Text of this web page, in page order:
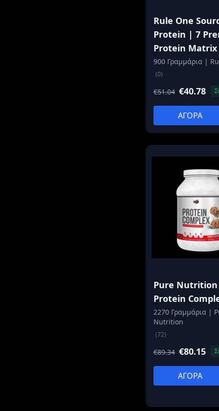
Rule One
Protein | 7
Protein Matrix
900 Γραμμάρια |
(0)
€51.04 €40.78
ΑΓΟΡΑ
Pure Nutrition
Protein
2270 Γραμμάρια |
Nutrition
(72)
€89.34 €80.15
ΑΓΟΡΑ